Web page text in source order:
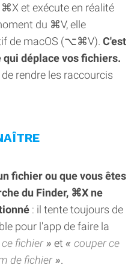
et exécute en réalité
du ⌘V, elle
de macOS (⌥⌘V). C'est
déplace vos fichiers.
rendre les raccourcis
fichier ou que vous êtes
du Finder, ⌘X ne
: il tente toujours de
pour l'app de faire la
fichier et
couper ce
de fichier
.